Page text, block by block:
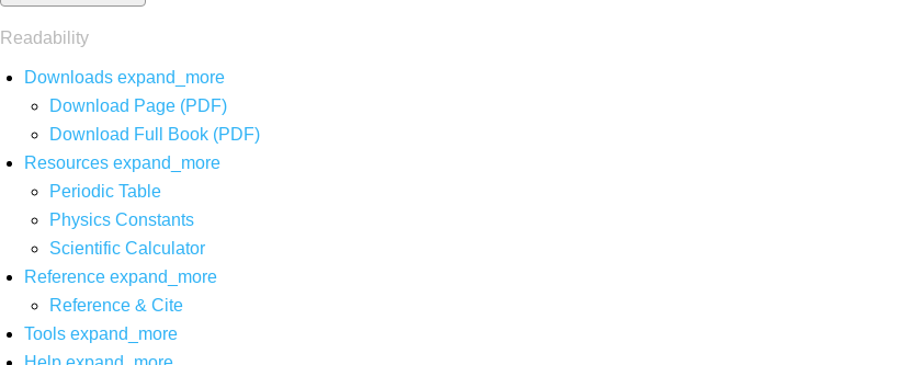
Readability
Downloads expand_more
Download Page (PDF)
Download Full Book (PDF)
Resources expand_more
Periodic Table
Physics Constants
Scientific Calculator
Reference expand_more
Reference & Cite
Tools expand_more